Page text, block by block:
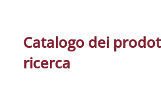
Catalogo dei
ricerca